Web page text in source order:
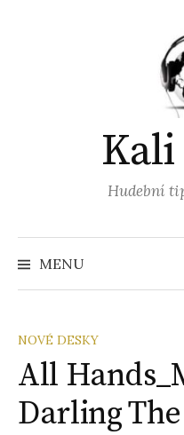
Hudební
MENU
NOVÉ DESKY
All
Darling